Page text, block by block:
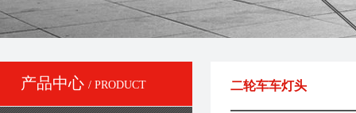
产品中心 / PRODUCT 二轮车车灯头